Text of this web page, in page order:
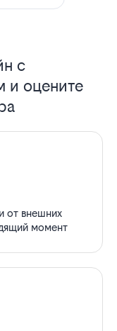
с
и оцените
от внешних
момент